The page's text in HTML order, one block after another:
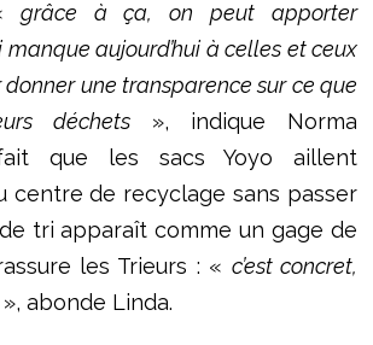
grâce à ça, on peut apporter
manque aujourd’hui à celles et ceux
une transparence sur ce que
déchets », indique Norma
que les sacs Yoyo aillent
centre de recyclage sans passer
tri apparaît comme un gage de
les Trieurs : « c’est concret,
abonde Linda.